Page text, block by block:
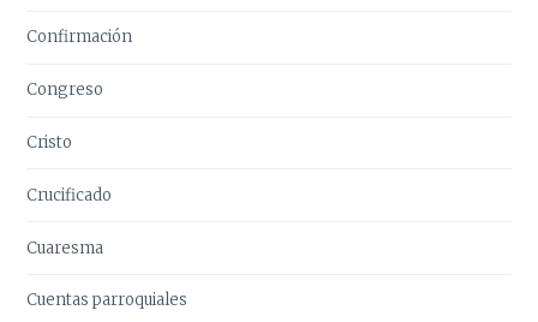
Confirmación
Congreso
Cristo
Crucificado
Cuaresma
Cuentas parroquiales